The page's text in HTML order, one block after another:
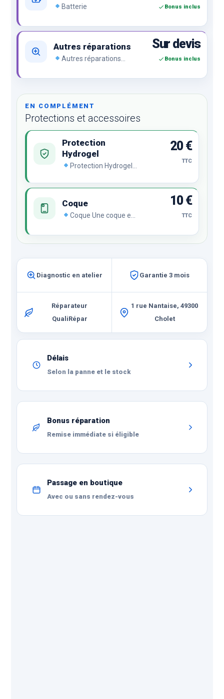
Batterie Bonus inclus
Autres réparations
Autres réparations
caméra, empreinte,
arrière, lentille arrière,
réseau…
Sur devis
Bonus inclus
EN COMPLÉMENT
Protections et accessoires
Protection
Hydrogel
Protection Hydrogel
régénère
cas de chocs ou de
rayures malgré son
incroyable finesse et sa
20 €
TTC
Coque
Coque Une coque est
protéger votre
smartphone.
Hydrogel pour une
10 €
TTC
Diagnostic en atelier Garantie 3 mois
Réparateur
QualiRépar
1 rue Nantaise, 49300
Cholet
Délais
Selon la panne et le stock
Bonus réparation
Remise immédiate si éligible
Passage en boutique
Avec ou sans rendez-vous